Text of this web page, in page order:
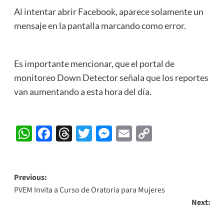
Al intentar abrir Facebook, aparece solamente un
mensaje en la pantalla marcando como error.
Es importante mencionar, que el portal de
monitoreo Down Detector señala que los reportes
van aumentando a esta hora del día.
WhatsApp
Facebook
Threads
Twitter
Messenger
EmailCopy
Post
navigation
Previous:
PVEM Invita a Curso de Oratoria para Mujeres
Next: